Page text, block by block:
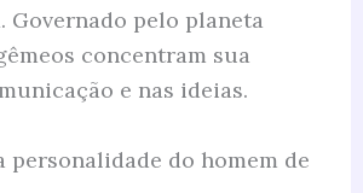
Governado pelo planeta
concentram sua
e nas ideias.
personalidade do homem de